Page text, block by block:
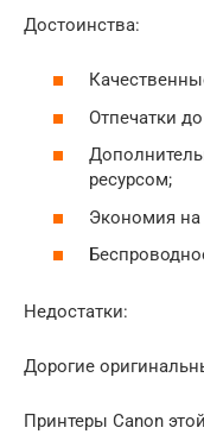
Достоинства:
Отпечатки
ресурсом;
Экономия на
Недостатки:
Дорогие
Принтеры Canon